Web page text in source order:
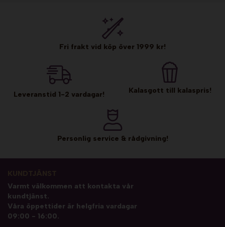
Fri frakt vid köp över 1999 kr!
Leveranstid 1-2 vardagar! Kalasgott till kalaspris!
Personlig service & rådgivning!
Varmt välkommen att kontakta vår
kundtjänst.
Våra öppettider är helgfria vardagar
09:00 - 16:00.